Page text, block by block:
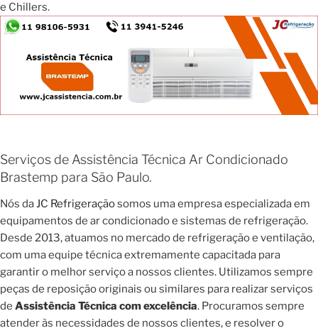
e Chillers.
Serviços de Assistência Técnica Ar Condicionado
Brastemp para São Paulo.
Nós daJC Refrigeraçãosomos uma empresa especializada em
equipamentos de ar condicionado e sistemas de refrigeração.
Desde 2013, atuamos no mercado de refrigeração e ventilação,
com uma equipe técnica extremamente capacitada para
garantir o melhor serviço a nossos clientes. Utilizamos sempre
peças de reposição originais ou similares para realizar serviços
de Assistência Técnica com excelência. Procuramos sempre
atender às necessidades de nossos clientes, e resolver o